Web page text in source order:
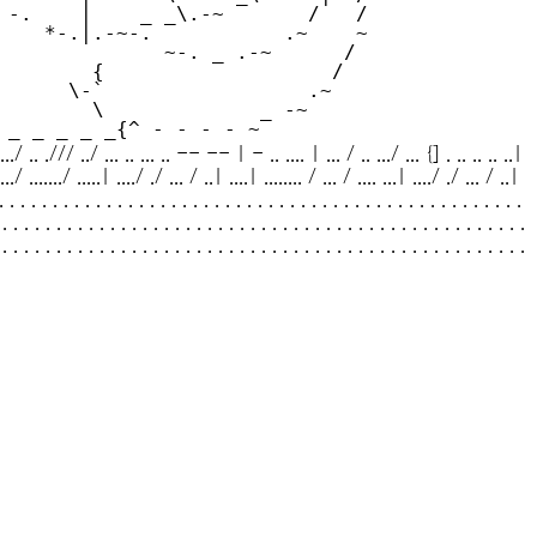
.. ./// ../ ... .. ... .. -- -- | - .. .... | ... / .. .../ ... {] . .. .. .. ..|
......./ .....| ..../ ./ ... / ..| ....| ........ / ... / .... ...| ..../ ./ ... / ..|
. . . . . . . . . . . . . . . . . . . . . . . . . . . . . . . . . . . . . . . . . . . . . . .
. . . . . . . . . . . . . . . . . . . . . . . . . . . . . . . . . . . . . . . . . . . . . . .
. . . . . . . . . . . . . . . . . . . . . . . . . . . . . . . . . . . . . . . . . . . . . . .